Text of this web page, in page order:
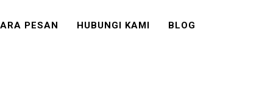
PESAN HUBUNGI KAMI BLOG